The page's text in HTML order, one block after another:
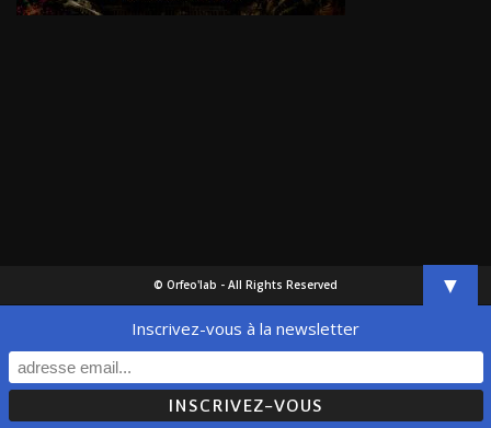
© Orfeo'lab - All Rights Reserved ▼
Inscrivez-vous à la newsletter